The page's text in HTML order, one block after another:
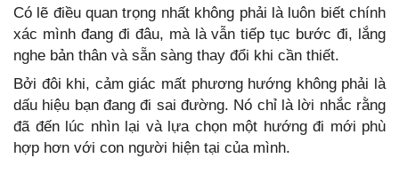
Có lẽ điều quan trọng nhất không phải là luôn biết chính
xác mình đang đi đâu, mà là vẫn tiếp tục bước đi, lắng
nghe bản thân và sẵn sàng thay đổi khi cần thiết.
Bởi đôi khi, cảm giác mất phương hướng không phải là
dấu hiệu bạn đang đi sai đường. Nó chỉ là lời nhắc rằng
đã đến lúc nhìn lại và lựa chọn một hướng đi mới phù
hợp hơn với con người hiện tại của mình.